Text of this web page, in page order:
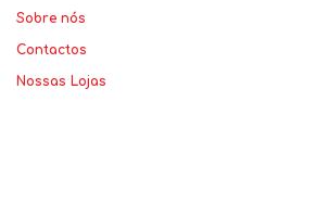
Sobre nós
Contactos
Nossas Lojas